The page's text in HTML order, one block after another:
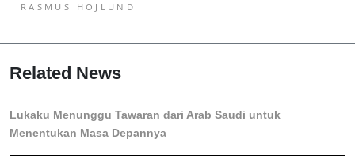
RASMUS HOJLUND
Related News
Lukaku Menunggu Tawaran dari Arab Saudi untuk
Menentukan Masa Depannya